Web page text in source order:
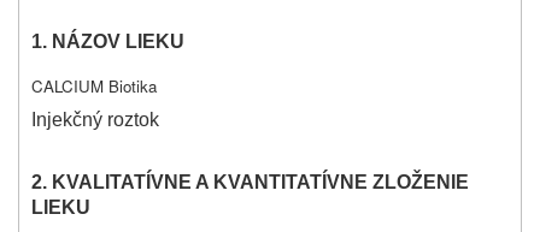
1. NÁZOV LIEKU
CALCIUM Biotika
Injekčný roztok
2. KVALITATÍVNE A KVANTITATÍVNE ZLOŽENIE
LIEKU